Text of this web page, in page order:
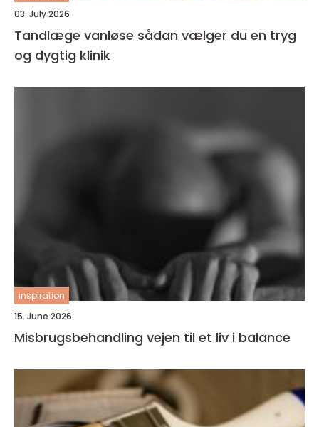
03. July 2026
Tandlæge vanløse sådan vælger du en tryg
og dygtig klinik
inspiration
15. June 2026
Misbrugsbehandling vejen til et liv i balance